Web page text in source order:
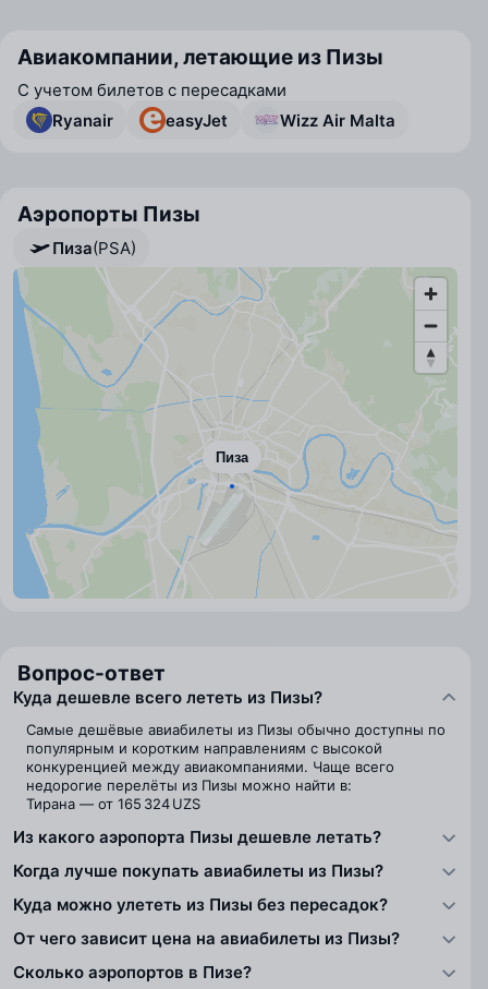
Авиакомпании, летающие из Пизы
С учетом билетов с пересадками
Ryanair
easyJet Wizz Air Malta
Аэропорты Пизы
Пиза(PSA)
Пиза
Вопрос-ответ
Куда дешевле всего лететь из Пизы?
Самые дешёвые авиабилеты из Пизы обычно доступны по
популярным и коротким направлениям с высокой
конкуренцией между авиакомпаниями. Чаще всего
недорогие перелёты из Пизы можно найти в:
Тирана — от 165 324 UZS
Из какого аэропорта Пизы дешевле летать?
Когда лучше покупать авиабилеты из Пизы?
Куда можно улететь из Пизы без пересадок?
От чего зависит цена на авиабилеты из Пизы?
Сколько аэропортов в Пизе?